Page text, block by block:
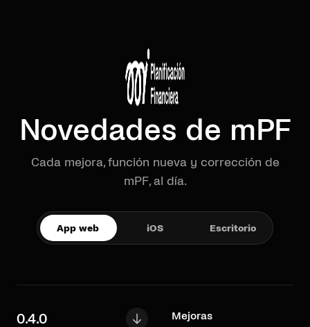
Novedades de mPF
Cada mejora, función nueva y corrección de
mPF, al día.
App web iOS Escritorio
0.4.0
Mejoras